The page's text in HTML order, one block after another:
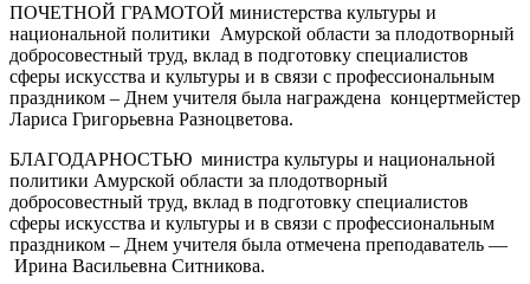
ПОЧЕТНОЙ ГРАМОТОЙ министерства культуры и
национальной политики Амурской области за плодотворный
добросовестный труд, вклад в подготовку специалистов
сферы искусства и культуры и в связи с профессиональным
праздником – Днем учителя была награждена концертмейстер
Лариса Григорьевна Разноцветова.
БЛАГОДАРНОСТЬЮ министра культуры и национальной
политики Амурской области за плодотворный
добросовестный труд, вклад в подготовку специалистов
сферы искусства и культуры и в связи с профессиональным
праздником – Днем учителя была отмечена преподаватель —
Ирина Васильевна Ситникова.